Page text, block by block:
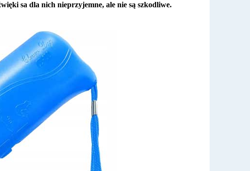
sa dla nich nieprzyjemne, ale nie są szkodliwe.